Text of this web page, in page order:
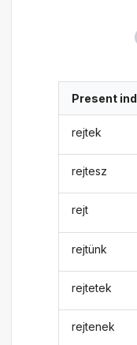
Present
rejtek
rejtesz
rejt
rejtünk
rejtetek
rejtenek